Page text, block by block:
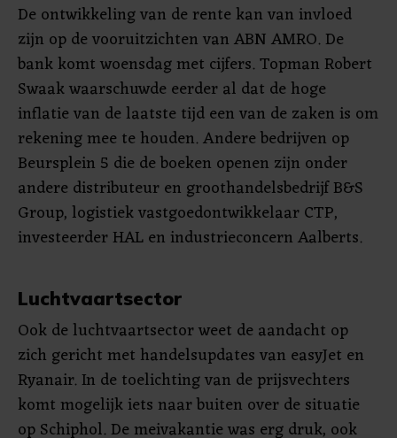
De ontwikkeling van de rente kan van invloed
zijn op de vooruitzichten van ABN AMRO. De
bank komt woensdag met cijfers. Topman Robert
Swaak waarschuwde eerder al dat de hoge
inflatie van de laatste tijd een van de zaken is om
rekening mee te houden. Andere bedrijven op
Beursplein 5 die de boeken openen zijn onder
andere distributeur en groothandelsbedrijf B&S
Group, logistiek vastgoedontwikkelaar CTP,
investeerder HAL en industrieconcern Aalberts.
Luchtvaartsector
Ook de luchtvaartsector weet de aandacht op
zich gericht met handelsupdates van easyJet en
Ryanair. In de toelichting van de prijsvechters
komt mogelijk iets naar buiten over de situatie
op Schiphol. De meivakantie was erg druk, ook